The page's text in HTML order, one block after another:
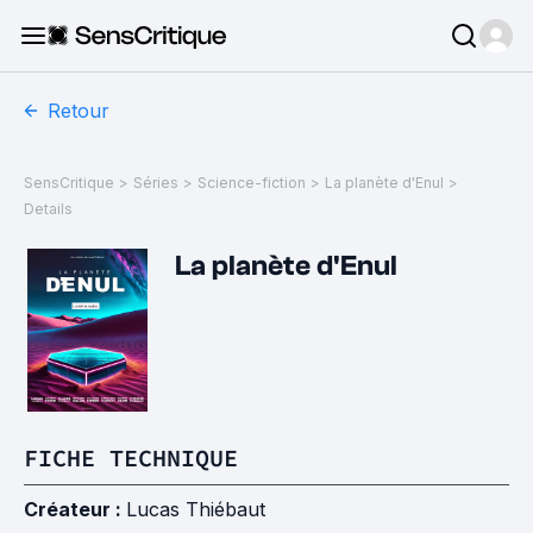
Retour
SensCritique > Séries > Science-fiction > La planète d'Enul >
Details
La planète d'Enul
FICHE TECHNIQUE
Créateur : Lucas Thiébaut